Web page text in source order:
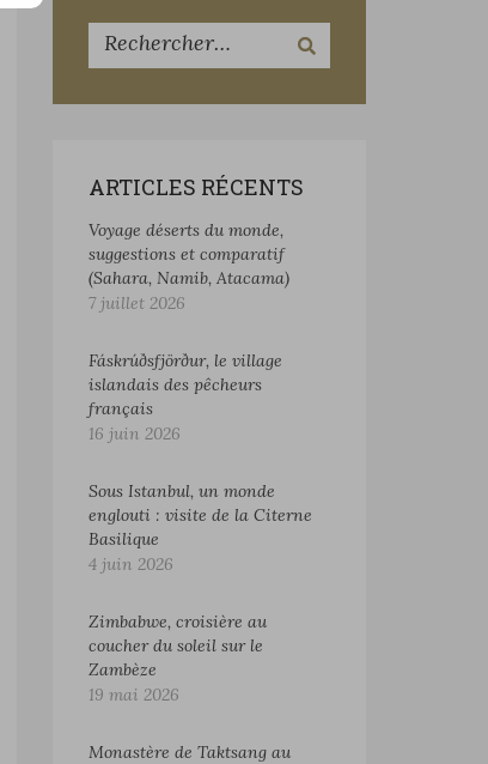
ARTICLES RÉCENTS
Voyage déserts du monde,
suggestions et comparatif
(Sahara, Namib, Atacama)
7 juillet 2026
Fáskrúðsfjörður, le village
islandais des pêcheurs
français
16 juin 2026
Sous Istanbul, un monde
englouti : visite de la Citerne
Basilique
4 juin 2026
Zimbabwe, croisière au
coucher du soleil sur le
Zambèze
19 mai 2026
Monastère de Taktsang au